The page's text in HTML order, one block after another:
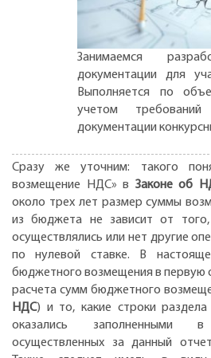
Занимаемся
документации для
Выполняется по
учетом
документации
Сразу же уточним: такого
возмещение НДС» в Законе об
около трех лет размер суммы
из бюджета не зависит от
осуществлялись или нет другие
по нулевой ставке. В
бюджетного возмещения в первую
расчета сумм бюджетного
НДС) и то, какие строки
оказались заполненными
осуществленных за данный